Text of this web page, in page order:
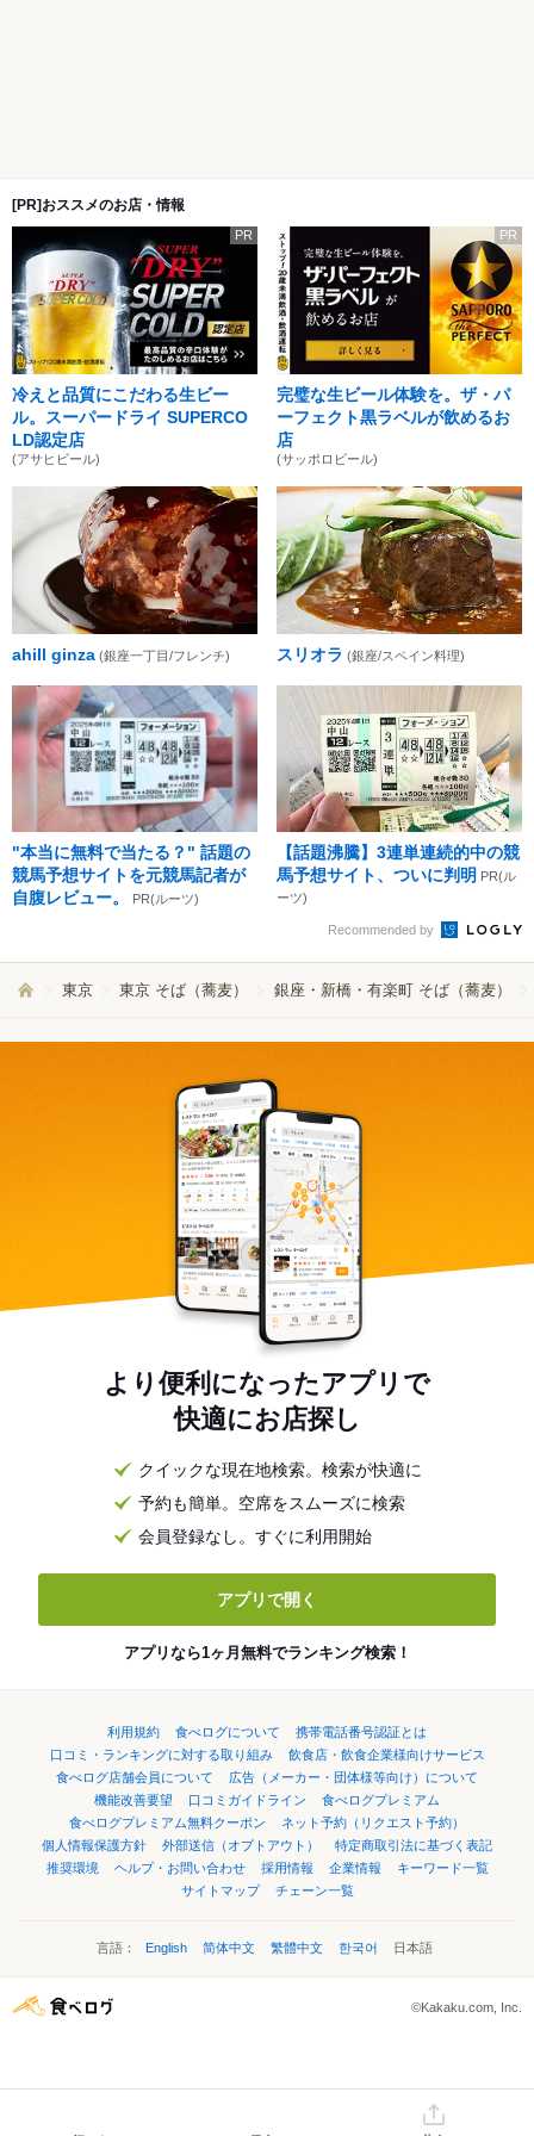
[PR]おススメのお店・情報
PR
冷えと品質にこだわる生ビー
ル。スーパードライ SUPERCO
LD認定店
(アサヒビール)
PR
完璧な生ビール体験を。ザ・パ
ーフェクト黒ラベルが飲めるお
店
(サッポロビール)
ahill ginza (銀座一丁目/フレンチ) スリオラ (銀座/スペイン料理)
"本当に無料で当たる？" 話題の
競馬予想サイトを元競馬記者が
自腹レビュー。
PR(ルーツ)
【話題沸騰】3連単連続的中の競
馬予想サイト、ついに判明 PR(ル
ーツ)
Recommended by
東京 東京 そば（蕎麦） 銀座・新橋・有楽町 そば（蕎麦）
より便利になったアプリで
快適にお店探し
クイックな現在地検索。検索が快適に
予約も簡単。空席をスムーズに検索
会員登録なし。すぐに利用開始
アプリで開く
アプリなら1ヶ月無料でランキング検索！
利用規約 食べログについて
携帯電話番号認証とは
口コミ・ランキングに対する取り組み
飲食店・飲食企業様向けサービス
食べログ店舗会員について
広告（メーカー・団体様等向け）について
機能改善要望
口コミガイドライン
食べログプレミアム
食べログプレミアム無料クーポン
ネット予約（リクエスト予約）
個人情報保護方針
外部送信（オプトアウト）
特定商取引法に基づく表記
推奨環境
ヘルプ・お問い合わせ 採用情報 企業情報
キーワード一覧
サイトマップ
チェーン一覧
言語： English 简体中文 繁體中文 한국어 日本語
©Kakaku.com, Inc.